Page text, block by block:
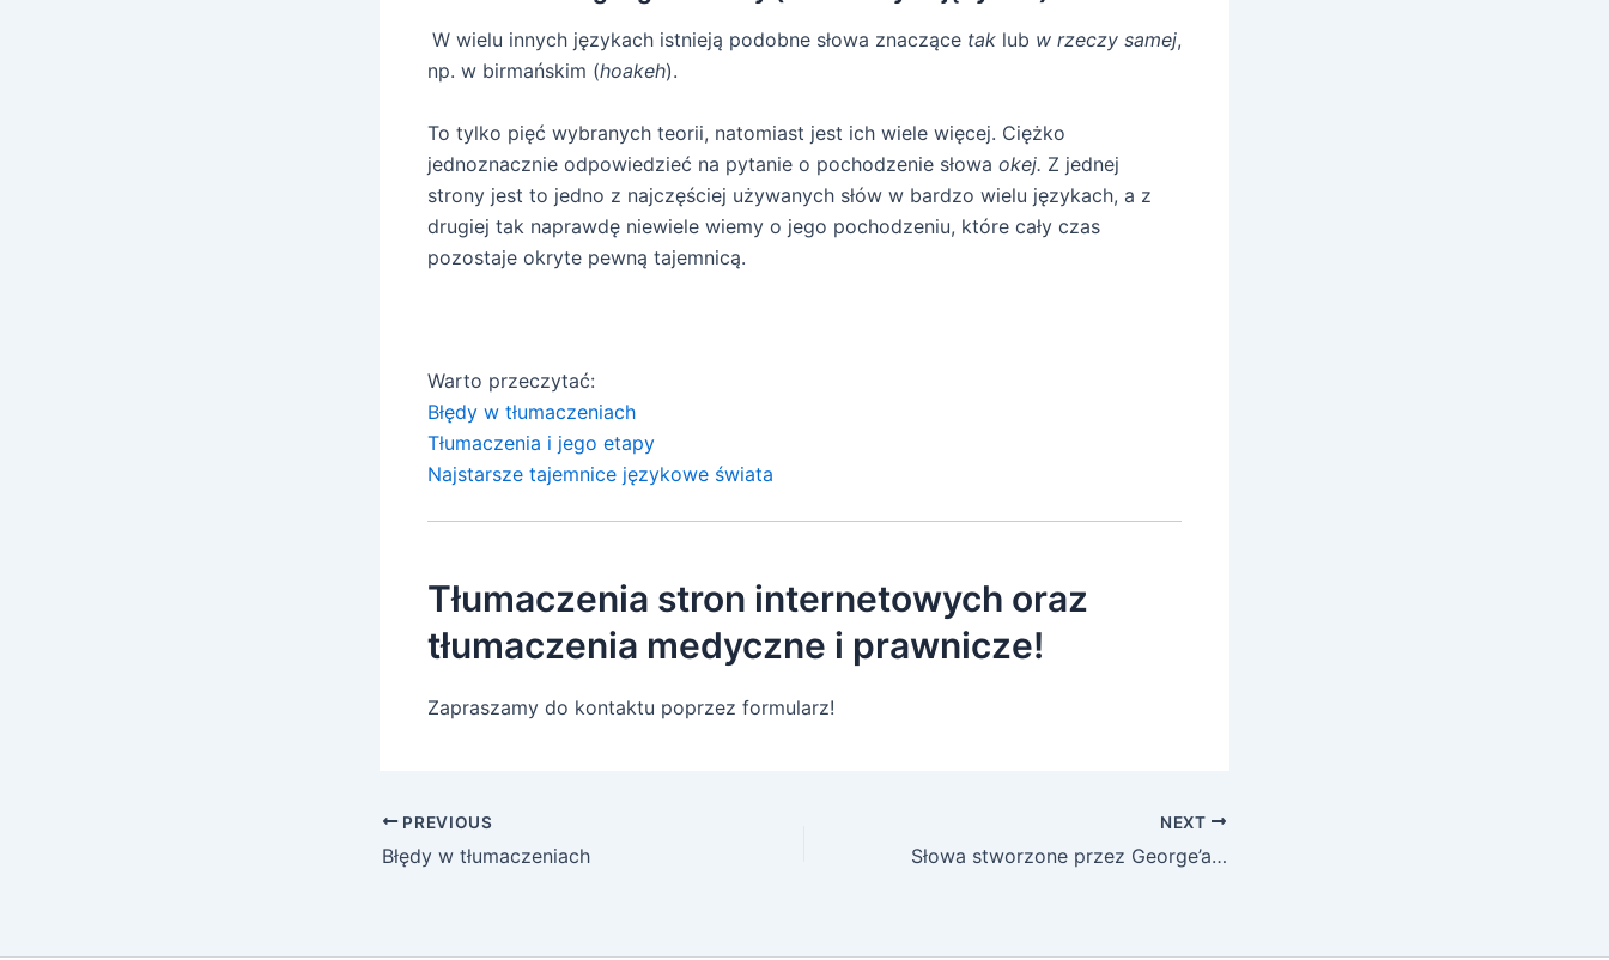
W wielu innych językach istnieją podobne słowa znaczące tak lub w rzeczy samej,
np. w birmańskim (hoakeh).
To tylko pięć wybranych teorii, natomiast jest ich wiele więcej. Ciężko
jednoznacznie odpowiedzieć na pytanie o pochodzenie słowa okej. Z jednej
strony jest to jedno z najczęściej używanych słów w bardzo wielu językach, a z
drugiej tak naprawdę niewiele wiemy o jego pochodzeniu, które cały czas
pozostaje okryte pewną tajemnicą.
Warto przeczytać:
Błędy w tłumaczeniach
Tłumaczenia i jego etapy
Najstarsze tajemnice językowe świata
Tłumaczenia stron internetowych oraz
tłumaczenia medyczne i prawnicze!
Zapraszamy do kontaktu poprzez formularz!
PREVIOUS
Błędy w tłumaczeniach
NEXT
Słowa stworzone przez George’a Orwella w powieści Rok 1984, które stały się częścią języka angielskiego